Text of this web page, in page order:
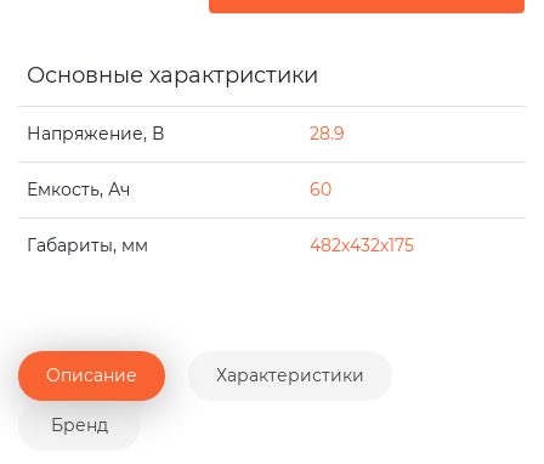
Основные характристики
Напряжение, В 28.9
Емкость, Ач 60
Габариты, мм 482х432х175
Описание Характеристики
Бренд